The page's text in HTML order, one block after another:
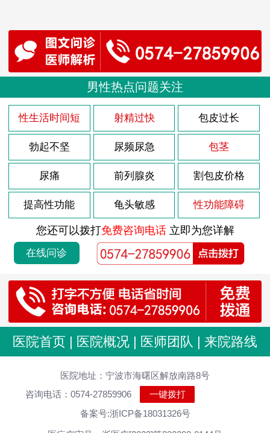
男性热点问题关注
性生活时间短 射精过快 包皮过长
勃起不坚 尿频尿急 包茎
尿痛 前列腺炎 割包皮价格
提高性功能 龟头敏感 性功能障碍
您还可以拨打免费咨询电话立即为您详解
在线问诊
医院首页 | 医院概况 | 医师团队 | 来院路线
医院地址：宁波市海曙区解放南路8号
咨询电话：0574-27859906
一键拨打
备案号:浙ICP备18031326号